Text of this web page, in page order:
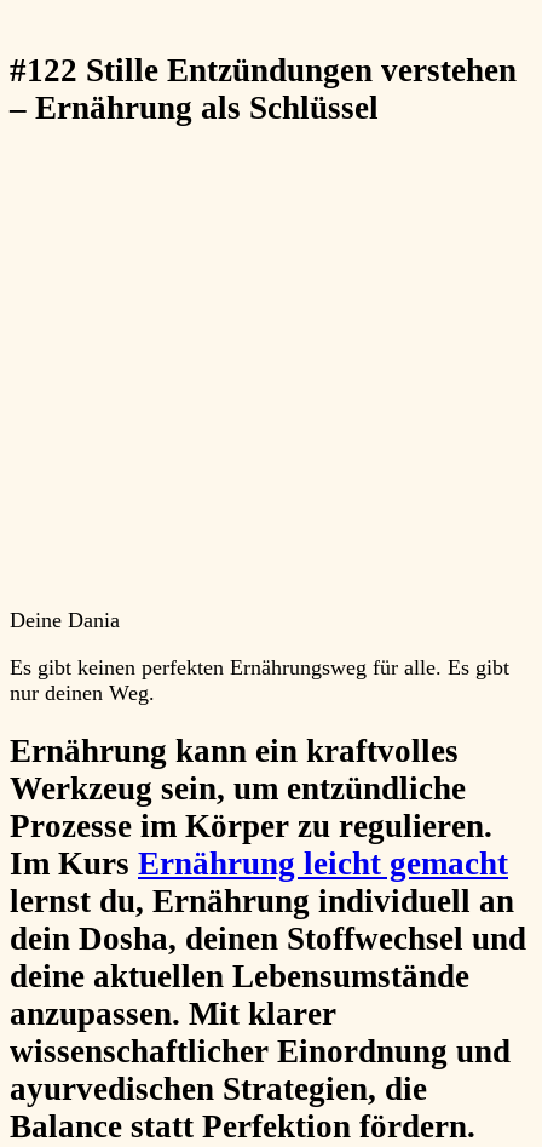
#122 Stille Entzündungen verstehen
– Ernährung als Schlüssel
Deine Dania
Es gibt keinen perfekten Ernährungsweg für alle. Es gibt
nur deinen Weg.
Ernährung kann ein kraftvolles
Werkzeug sein, um entzündliche
Prozesse im Körper zu regulieren.
Im Kurs Ernährung leicht gemacht
lernst du, Ernährung individuell an
dein Dosha, deinen Stoffwechsel und
deine aktuellen Lebensumstände
anzupassen. Mit klarer
wissenschaftlicher Einordnung und
ayurvedischen Strategien, die
Balance statt Perfektion fördern.